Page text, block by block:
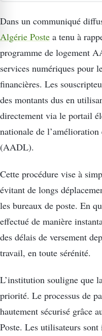
Dans un communiqué
Algérie Poste a tenu à
programme de logement
services numériques pour
financières. Les
des montants dus en
directement via le portail
nationale de
(AADL).
Cette procédure vise à
évitant de longs
les bureaux de poste. En
effectué de manière
des délais de versement
travail, en toute sérénité.
L’institution souligne que
priorité. Le processus de
hautement sécurisé grâce
Poste. Les utilisateurs